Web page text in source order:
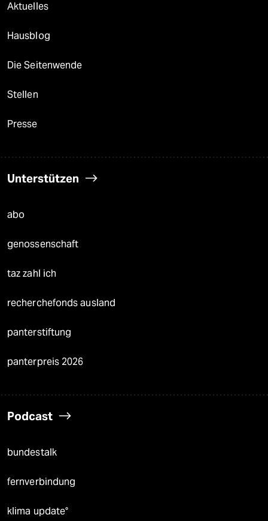
Aktuelles
Hausblog
Die Seitenwende
Stellen
Presse
Unterstützen
abo
genossenschaft
taz zahl ich
recherchefonds ausland
panterstiftung
panterpreis 2026
Podcast
bundestalk
fernverbindung
klima update°